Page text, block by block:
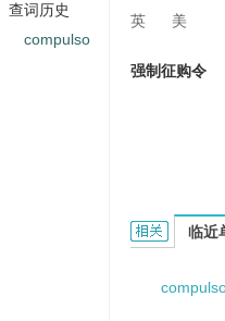
英 美
强制征购令
compulsory
临近
查词历史
compulso